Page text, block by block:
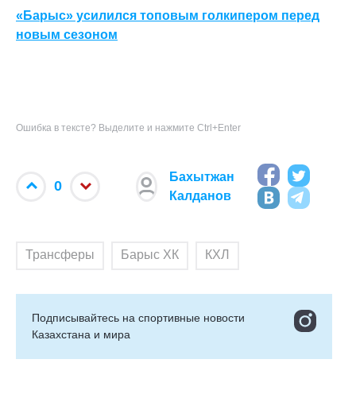
«Барыс» усилился топовым голкипером перед
новым сезоном
Ошибка в тексте? Выделите и нажмите Ctrl+Enter
0
Бахытжан
Калданов
Трансферы Барыс ХК КХЛ
Подписывайтесь на cпортивные новости
Казахстана и мира